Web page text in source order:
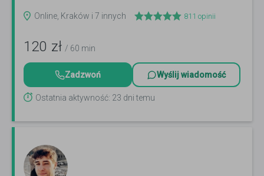
Online, Kraków i 7 innych 811 opinii
120 zł / 60 min
Zadzwoń Wyślij wiadomość
Ostatnia aktywność: 23 dni temu